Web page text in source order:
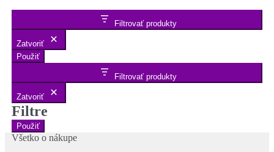
Filtrovať produkty
Zatvoriť
Použiť
Filtrovať produkty
Zatvoriť
Filtre
Použiť
Všetko o nákupe